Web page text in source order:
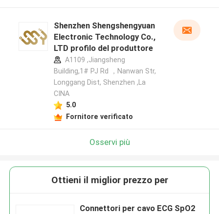
Shenzhen Shengshengyuan
Electronic Technology Co.,
LTD profilo del produttore
A1109 ,Jiangsheng
Building,1# PJ Rd ，Nanwan Str,
Longgang Dist, Shenzhen ,La
CINA
5.0
Fornitore verificato
Osservi più
Ottieni il miglior prezzo per
Connettori per cavo ECG SpO2